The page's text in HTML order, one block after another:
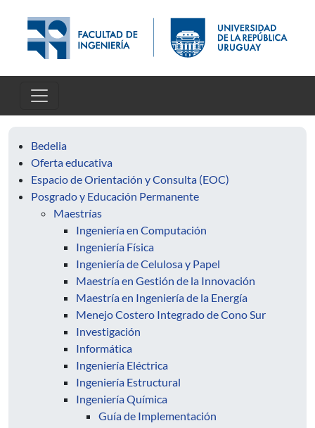
Bedelia
Oferta educativa
Espacio de Orientación y Consulta (EOC)
Posgrado y Educación Permanente
Maestrías
Ingeniería en Computación
Ingeniería Física
Ingeniería de Celulosa y Papel
Maestría en Gestión de la Innovación
Maestría en Ingeniería de la Energía
Menejo Costero Integrado de Cono Sur
Investigación
Informática
Ingeniería Eléctrica
Ingeniería Estructural
Ingeniería Química
Guía de Implementación